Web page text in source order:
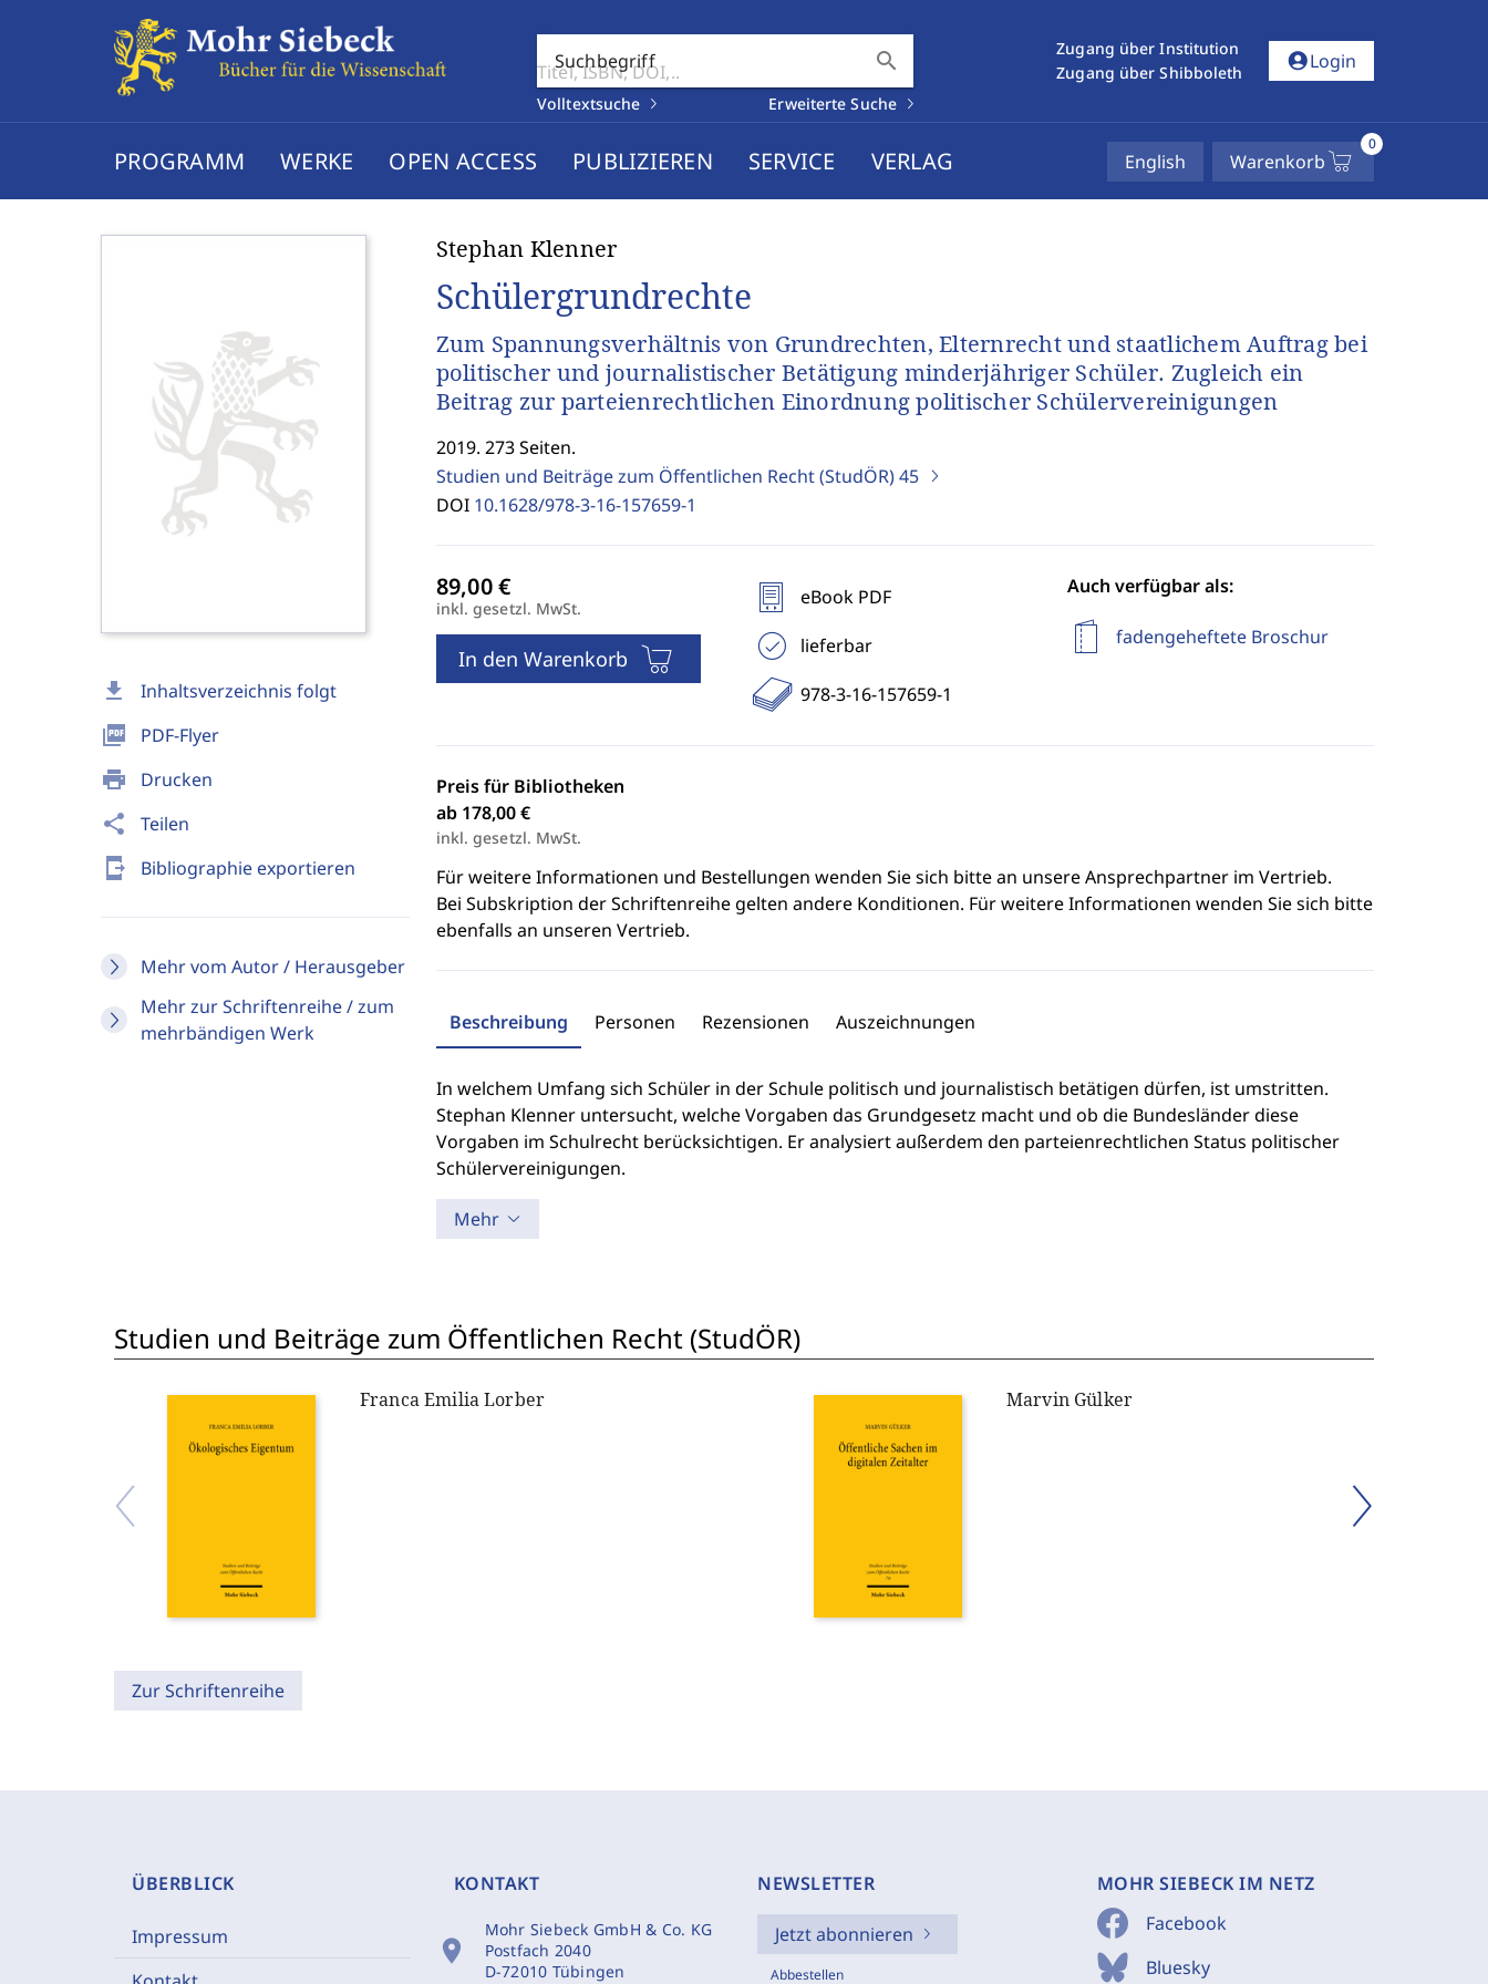
Suchbegriff search
Volltextsuche Erweiterte Suche
Zugang über Institution
Zugang über Shibboleth
account_circleLogin
PROGRAMM WERKE OPEN ACCESS PUBLIZIEREN SERVICE VERLAG English Warenkorb
0
download Inhaltsverzeichnis folgt
picture_as_pdf PDF-Flyer
print Drucken
share Teilen
send_to_mobile Bibliographie exportieren
Mehr vom Autor / Herausgeber
Mehr zur Schriftenreihe / zum
mehrbändigen Werk
Stephan Klenner
Schülergrundrechte
Zum Spannungsverhältnis von Grundrechten, Elternrecht und staatlichem Auftrag bei
politischer und journalistischer Betätigung minderjähriger Schüler. Zugleich ein
Beitrag zur parteienrechtlichen Einordnung politischer Schülervereinigungen
2019. 273 Seiten.
Studien und Beiträge zum Öffentlichen Recht (StudÖR)45
DOI 10.1628/978-3-16-157659-1
inkl. gesetzl. MwSt.
In den Warenkorb
eBook PDF
lieferbar
978-3-16-157659-1
Auch verfügbar als:
fadengeheftete Broschur
Preis für Bibliotheken
ab 178,00 €
inkl. gesetzl. MwSt.
Für weitere Informationen und Bestellungen wenden Sie sich bitte an unsere Ansprechpartner im Vertrieb.
Bei Subskription der Schriftenreihe gelten andere Konditionen. Für weitere Informationen wenden Sie sich bitte
ebenfalls an unseren Vertrieb.
Beschreibung Personen Rezensionen Auszeichnungen
In welchem Umfang sich Schüler in der Schule politisch und journalistisch betätigen dürfen, ist umstritten.
Stephan Klenner untersucht, welche Vorgaben das Grundgesetz macht und ob die Bundesländer diese
Vorgaben im Schulrecht berücksichtigen. Er analysiert außerdem den parteienrechtlichen Status politischer
Schülervereinigungen.
Mehr
Studien und Beiträge zum Öffentlichen Recht (StudÖR)
Franca Emilia Lorber Marvin Gülker
Zur Schriftenreihe
ÜBERBLICK
Impressum
KONTAKT
location_on
Mohr Siebeck GmbH & Co. KG
Postfach 2040
D-72010 Tübingen
NEWSLETTER
Jetzt abonnieren
Abbestellen
MOHR SIEBECK IM NETZ
Facebook
Bluesky